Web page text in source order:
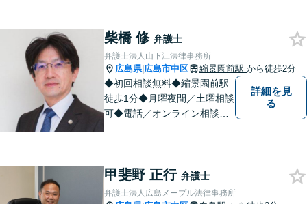
柴橋 修 弁護士
弁護士法人山下江法律事務所
広島県|広島市中区 縮景園前駅 から徒歩2分
◆初回相談無料◆縮景園前駅
徒歩1分◆月曜夜間／土曜相談
可◆電話／オンライン相談可
ルなど民事・家事事件全般、
刑事弁護など
詳細を見
る
甲斐野 正行 弁護士
弁護士法人広島メープル法律事務所